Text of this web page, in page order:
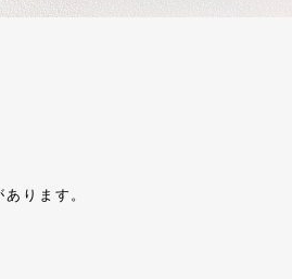
ります。